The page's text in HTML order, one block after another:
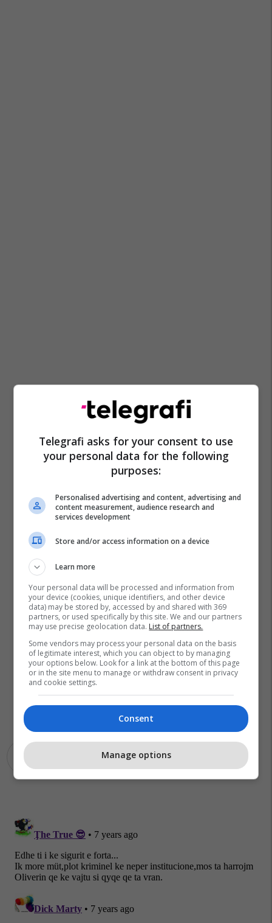
Telegrafi asks for your consent to use
your personal data for the following
purposes:
Personalised advertising and content, advertising and
content measurement, audience research and
services development
Store and/or access information on a device
Learn more
Your personal data will be processed and information from
your device (cookies, unique identifiers, and other device
data) may be stored by, accessed by and shared with 369
partners, or used specifically by this site. We and our partners
may use precise geolocation data. List of partners.
Some vendors may process your personal data on the basis
of legitimate interest, which you can object to by managing
your options below. Look for a link at the bottom of this page
or in the site menu to manage or withdraw consent in privacy
and cookie settings.
Consent
Manage options